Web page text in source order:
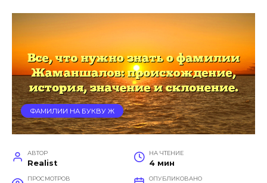
ФАМИЛИИ НА БУКВУ Ж
АВТОР
Realist
НА ЧТЕНИЕ
4 мин
ПРОСМОТРОВ ОПУБЛИКОВАНО